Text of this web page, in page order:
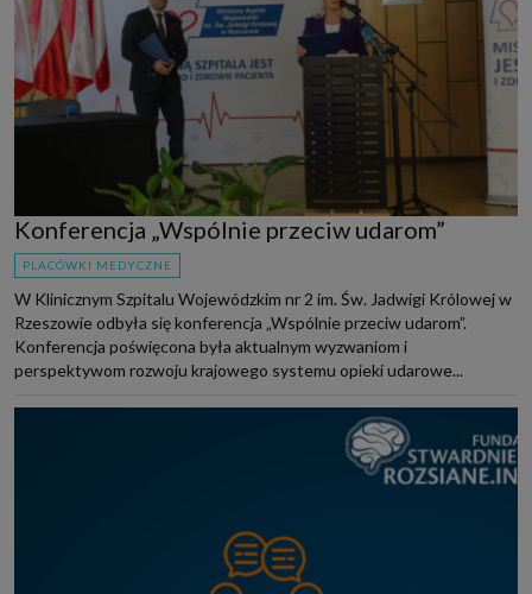
Konferencja „Wspólnie przeciw udarom”
PLACÓWKI MEDYCZNE
W Klinicznym Szpitalu Wojewódzkim nr 2 im. Św. Jadwigi Królowej w
Rzeszowie odbyła się konferencja „Wspólnie przeciw udarom”.
Konferencja poświęcona była aktualnym wyzwaniom i
perspektywom rozwoju krajowego systemu opieki udarowe...